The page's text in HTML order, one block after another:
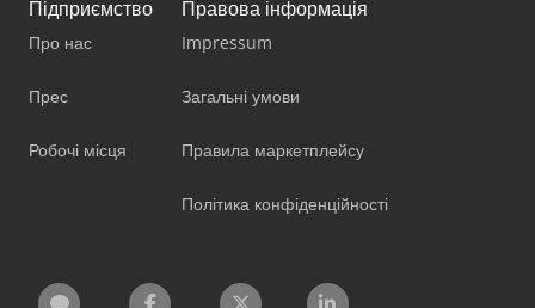
Підприємство
Про нас
Прес
Робочі місця
Правова інформація
Impressum
Загальні умови
Правила маркетплейсу
Політика конфіденційності